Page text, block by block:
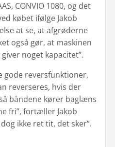
CONVIO 1080, og det
købet ifølge Jakob
at se, at afgrøderne
også gør, at maskinen
noget kapacitet”.
gode reversfunktioner,
reverseres, hvis der
båndene kører baglæns
fri”, fortæller Jakob
ikke ret tit, det sker”.